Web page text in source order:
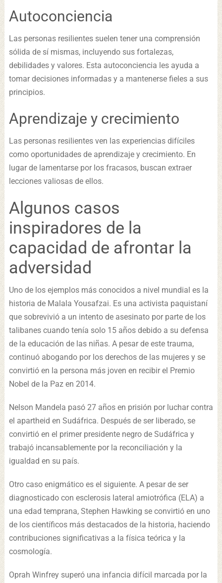
Autoconciencia
Las personas resilientes suelen tener una comprensión
sólida de sí mismas, incluyendo sus fortalezas,
debilidades y valores. Esta autoconciencia les ayuda a
tomar decisiones informadas y a mantenerse fieles a sus
principios.
Aprendizaje y crecimiento
Las personas resilientes ven las experiencias difíciles
como oportunidades de aprendizaje y crecimiento. En
lugar de lamentarse por los fracasos, buscan extraer
lecciones valiosas de ellos.
Algunos casos
inspiradores de la
capacidad de afrontar la
adversidad
Uno de los ejemplos más conocidos a nivel mundial es la
historia de Malala Yousafzai. Es una activista paquistaní
que sobrevivió a un intento de asesinato por parte de los
talibanes cuando tenía solo 15 años debido a su defensa
de la educación de las niñas. A pesar de este trauma,
continuó abogando por los derechos de las mujeres y se
convirtió en la persona más joven en recibir el Premio
Nobel de la Paz en 2014.
Nelson Mandela pasó 27 años en prisión por luchar contra
el apartheid en Sudáfrica. Después de ser liberado, se
convirtió en el primer presidente negro de Sudáfrica y
trabajó incansablemente por la reconciliación y la
igualdad en su país.
Otro caso enigmático es el siguiente. A pesar de ser
diagnosticado con esclerosis lateral amiotrófica (ELA) a
una edad temprana, Stephen Hawking se convirtió en uno
de los científicos más destacados de la historia, haciendo
contribuciones significativas a la física teórica y la
cosmología.
Oprah Winfrey superó una infancia difícil marcada por la